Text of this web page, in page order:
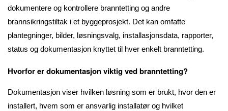
dokumentere og kontrollere branntetting og andre
brannsikringstiltak i et byggeprosjekt. Det kan omfatte
plantegninger, bilder, løsningsvalg, installasjonsdata, rapporter,
status og dokumentasjon knyttet til hver enkelt branntetting.
Hvorfor er dokumentasjon viktig ved branntetting?
Dokumentasjon viser hvilken løsning som er brukt, hvor den er
installert, hvem som er ansvarlig installatør og hvilket